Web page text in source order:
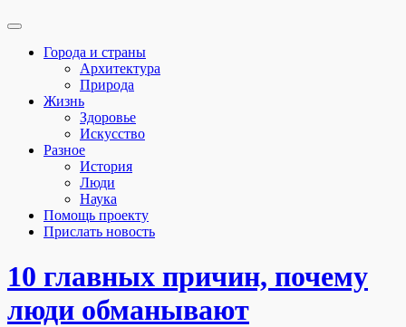
Переключить
поискаГорода и страны
Архитектура
Природа
Жизнь
Здоровье
Искусство
Разное
История
Люди
Наука
Помощь проекту
Прислать новость
10 главных причин, почему
люди обманывают